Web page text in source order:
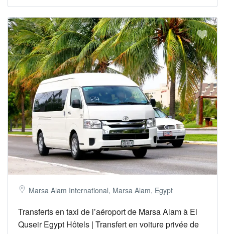
Marsa Alam International, Marsa Alam, Egypt
Transferts en taxi de l’aéroport de Marsa Alam à El
Quseir Egypt Hôtels | Transfert en voiture privée de